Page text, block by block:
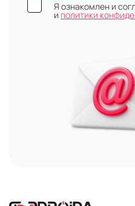
Я ознакомлен и
и политики